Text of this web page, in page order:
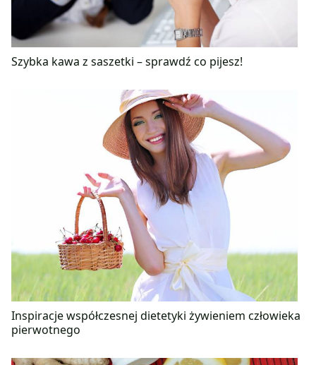
Szybka kawa z saszetki – sprawdź co pijesz!
Inspiracje współczesnej dietetyki żywieniem człowieka
pierwotnego